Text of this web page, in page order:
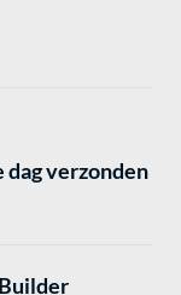
dag verzonden